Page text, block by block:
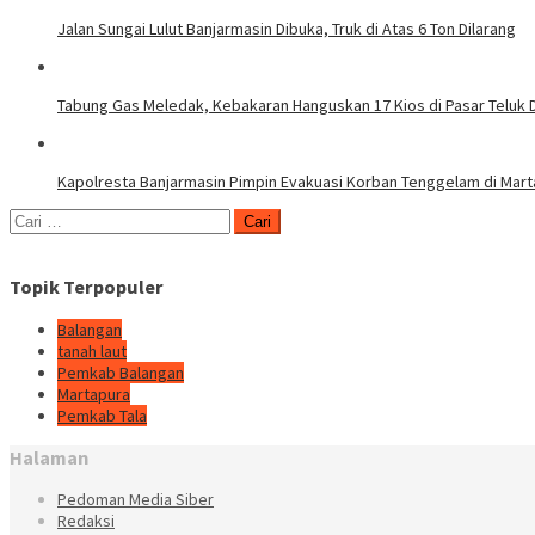
Jalan Sungai Lulut Banjarmasin Dibuka, Truk di Atas 6 Ton Dilarang
Tabung Gas Meledak, Kebakaran Hanguskan 17 Kios di Pasar Teluk
Kapolresta Banjarmasin Pimpin Evakuasi Korban Tenggelam di
Cari
untuk:
Topik Terpopuler
Balangan
tanah laut
Pemkab Balangan
Martapura
Pemkab Tala
Halaman
Pedoman Media Siber
Redaksi